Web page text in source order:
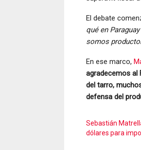
El debate
qué en
somos
En ese marco,
agradecemos al
del tarro,
defensa del
Sebastián
dólares para